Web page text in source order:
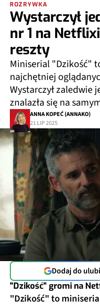
ROZRYWKA
Wystarczył
nr 1 na
reszty
Miniserial "Dzikość"
najchętniej
Wystarczył zaledwie
znalazła się na
ANNA KOPEĆ (ANNAKO)
21 LIP 2025
Dodaj do
"Dzikość" gromi na
"Dzikość" to